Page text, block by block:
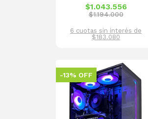
$1.043.556
$1.194.000
6 cuotas sin interés de
$183.080
-13% OFF